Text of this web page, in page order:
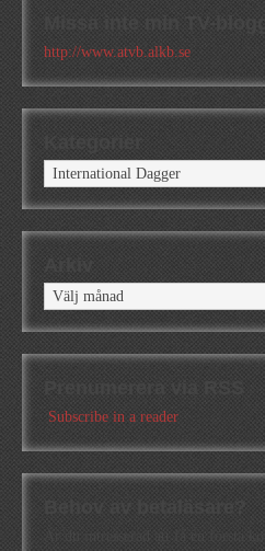
Missa inte min TV-blogg
http://www.atvb.alkb.se
Kategorier
Arkiv
Prenumerera via RSS
Subscribe in a reader
Behov av betaläsare?